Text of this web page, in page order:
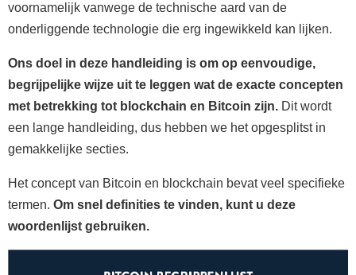
voornamelijk vanwege de technische aard van de
onderliggende technologie die erg ingewikkeld kan lijken.
Ons doel in deze handleiding is om op eenvoudige,
begrijpelijke wijze uit te leggen wat de exacte concepten
met betrekking tot blockchain en Bitcoin zijn. Dit wordt
een lange handleiding, dus hebben we het opgesplitst in
gemakkelijke secties.
Het concept van Bitcoin en blockchain bevat veel specifieke
termen. Om snel definities te vinden, kunt u deze
woordenlijst gebruiken.